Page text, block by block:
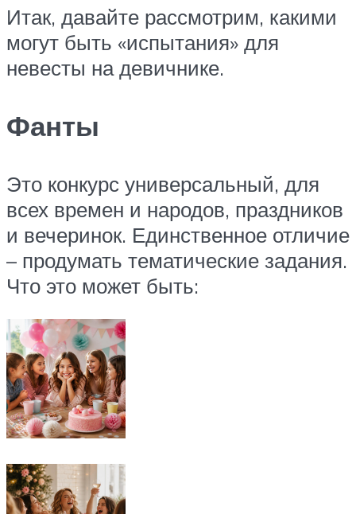
Итак, давайте рассмотрим, какими
могут быть «испытания» для
невесты на девичнике.
Фанты
Это конкурс универсальный, для
всех времен и народов, праздников
и вечеринок. Единственное отличие
– продумать тематические задания.
Что это может быть: